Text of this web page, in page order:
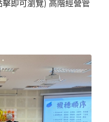
即可瀏覽) 高階經營管